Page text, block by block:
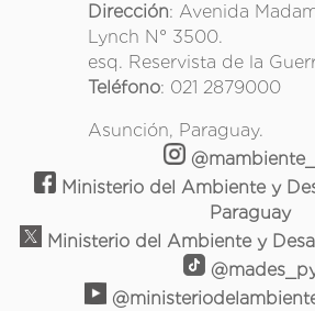
Dirección: Avenida
Lynch N° 3500.
esq. Reservista de la
Teléfono: 021 2879000
Asunción, Paraguay.
Ministerio del Ambiente y
Paraguay
Ministerio del Ambiente y